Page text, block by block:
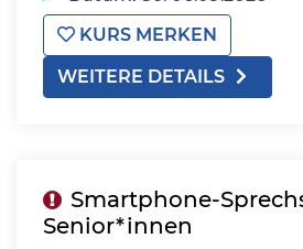
KURS MERKEN
WEITERE DETAILS
Smartphone-
Senior*innen